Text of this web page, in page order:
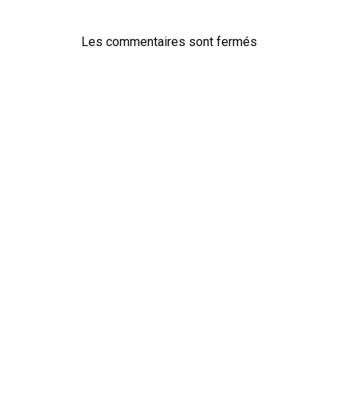
Les commentaires sont fermés